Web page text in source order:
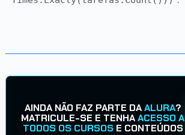
AINDA NÃO FAZ PARTE DAALURA?
MATRICULE-SE E TENHAACESSO A
TODOS OS CURSOS E CONTEÚDOS